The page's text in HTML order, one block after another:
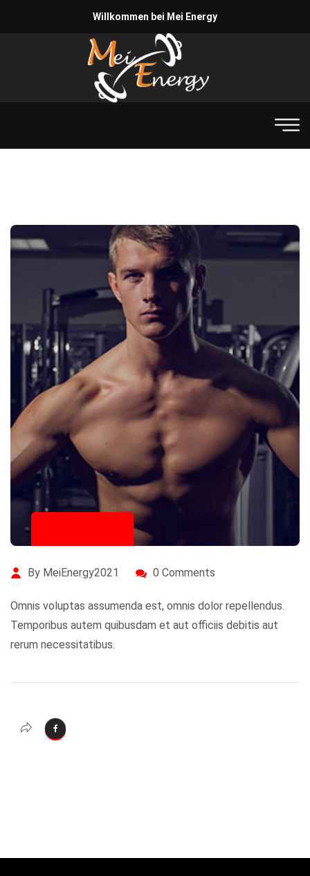
Willkommen bei Mei Energy
By MeiEnergy2021 0 Comments
Omnis voluptas assumenda est, omnis dolor repellendus.
Temporibus autem quibusdam et aut officiis debitis aut
rerum necessitatibus.